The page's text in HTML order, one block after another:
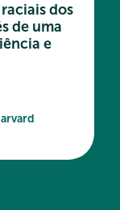
dos
de uma
e